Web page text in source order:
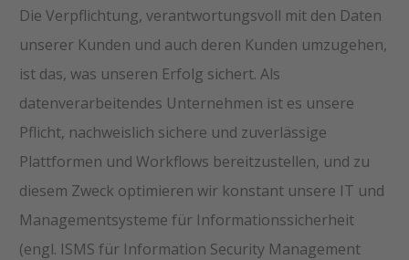
Die Verpflichtung, verantwortungsvoll mit den Daten
unserer Kunden und auch deren Kunden umzugehen,
ist das, was unseren Erfolg sichert. Als
datenverarbeitendes Unternehmen ist es unsere
Pflicht, nachweislich sichere und zuverlässige
Plattformen und Workflows bereitzustellen, und zu
diesem Zweck optimieren wir konstant unsere IT und
Managementsysteme für Informationssicherheit
(engl. ISMS für Information Security Management